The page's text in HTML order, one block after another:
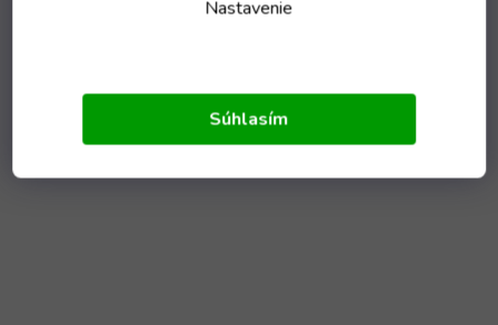
Nastavenie
Súhlasím